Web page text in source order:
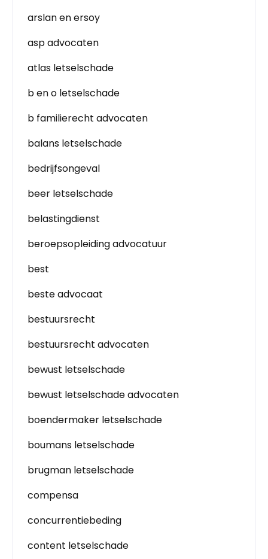
arslan en ersoy
asp advocaten
atlas letselschade
b en o letselschade
b familierecht advocaten
balans letselschade
bedrijfsongeval
beer letselschade
belastingdienst
beroepsopleiding advocatuur
best
beste advocaat
bestuursrecht
bestuursrecht advocaten
bewust letselschade
bewust letselschade advocaten
boendermaker letselschade
boumans letselschade
brugman letselschade
compensa
concurrentiebeding
content letselschade